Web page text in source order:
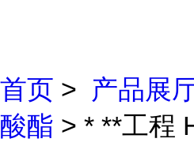
首页 > 产品展
酸酯 > * **工程